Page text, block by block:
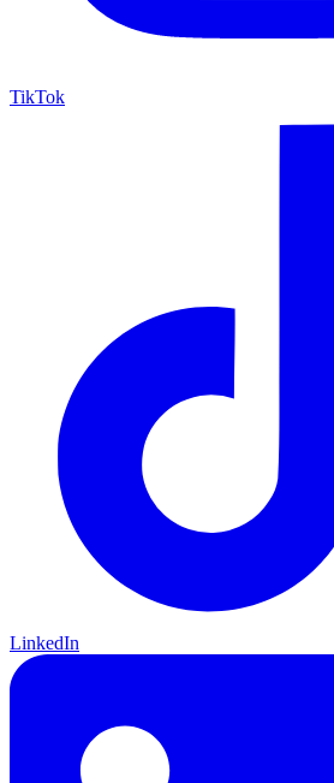
TikTok
LinkedIn